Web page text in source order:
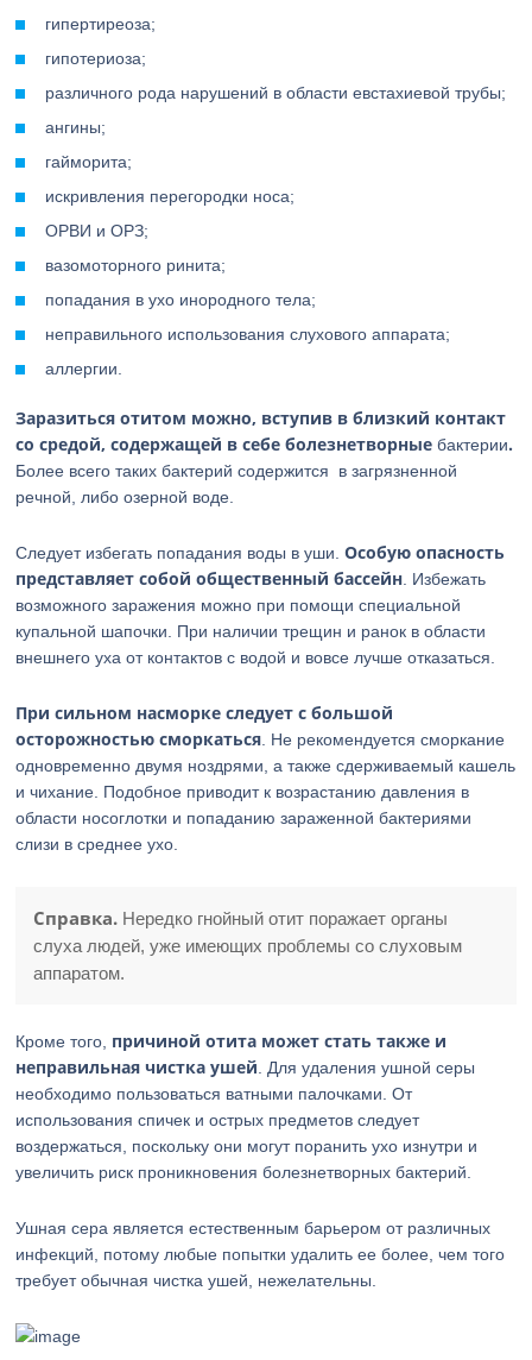
гипертиреоза;
гипотериоза;
различного рода нарушений в области евстахиевой трубы;
ангины;
гайморита;
искривления перегородки носа;
ОРВИ и ОРЗ;
вазомоторного ринита;
попадания в ухо инородного тела;
неправильного использования слухового аппарата;
аллергии.
Заразиться отитом можно, вступив в близкий контакт
со средой, содержащей в себе болезнетворныебактерии.
Более всего таких бактерий содержится в загрязненной
речной, либо озерной воде.
Следует избегать попадания воды в уши.Особую опасность
представляет собой общественный бассейн . Избежать
возможного заражения можно при помощи специальной
купальной шапочки. При наличии трещин и ранок в области
внешнего уха от контактов с водой и вовсе лучше отказаться.
При сильном насморке следует с большой
осторожностью сморкаться . Не рекомендуется сморкание
одновременно двумя ноздрями, а также сдерживаемый кашель
и чихание. Подобное приводит к возрастанию давления в
области носоглотки и попаданию зараженной бактериями
слизи в среднее ухо.
Справка. Нередко гнойный отит поражает органы
слуха людей, уже имеющих проблемы со слуховым
аппаратом.
Кроме того, причиной отита может стать также и
неправильная чистка ушей . Для удаления ушной серы
необходимо пользоваться ватными палочками. От
использования спичек и острых предметов следует
воздержаться, поскольку они могут поранить ухо изнутри и
увеличить риск проникновения болезнетворных бактерий.
Ушная сера является естественным барьером от различных
инфекций, потому любые попытки удалить ее более, чем того
требует обычная чистка ушей, нежелательны.